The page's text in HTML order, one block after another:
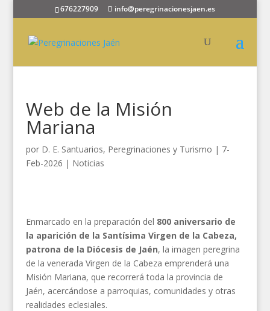
676227909 info@peregrinacionesjaen.es
Web de la Misión
Mariana
por D. E. Santuarios, Peregrinaciones y Turismo | 7-
Feb-2026 | Noticias
Enmarcado en la preparación del 800 aniversario de
la aparición de la Santísima Virgen de la Cabeza,
patrona de la Diócesis de Jaén, la imagen peregrina
de la venerada Virgen de la Cabeza emprenderá una
Misión Mariana, que recorrerá toda la provincia de
Jaén, acercándose a parroquias, comunidades y otras
realidades eclesiales.